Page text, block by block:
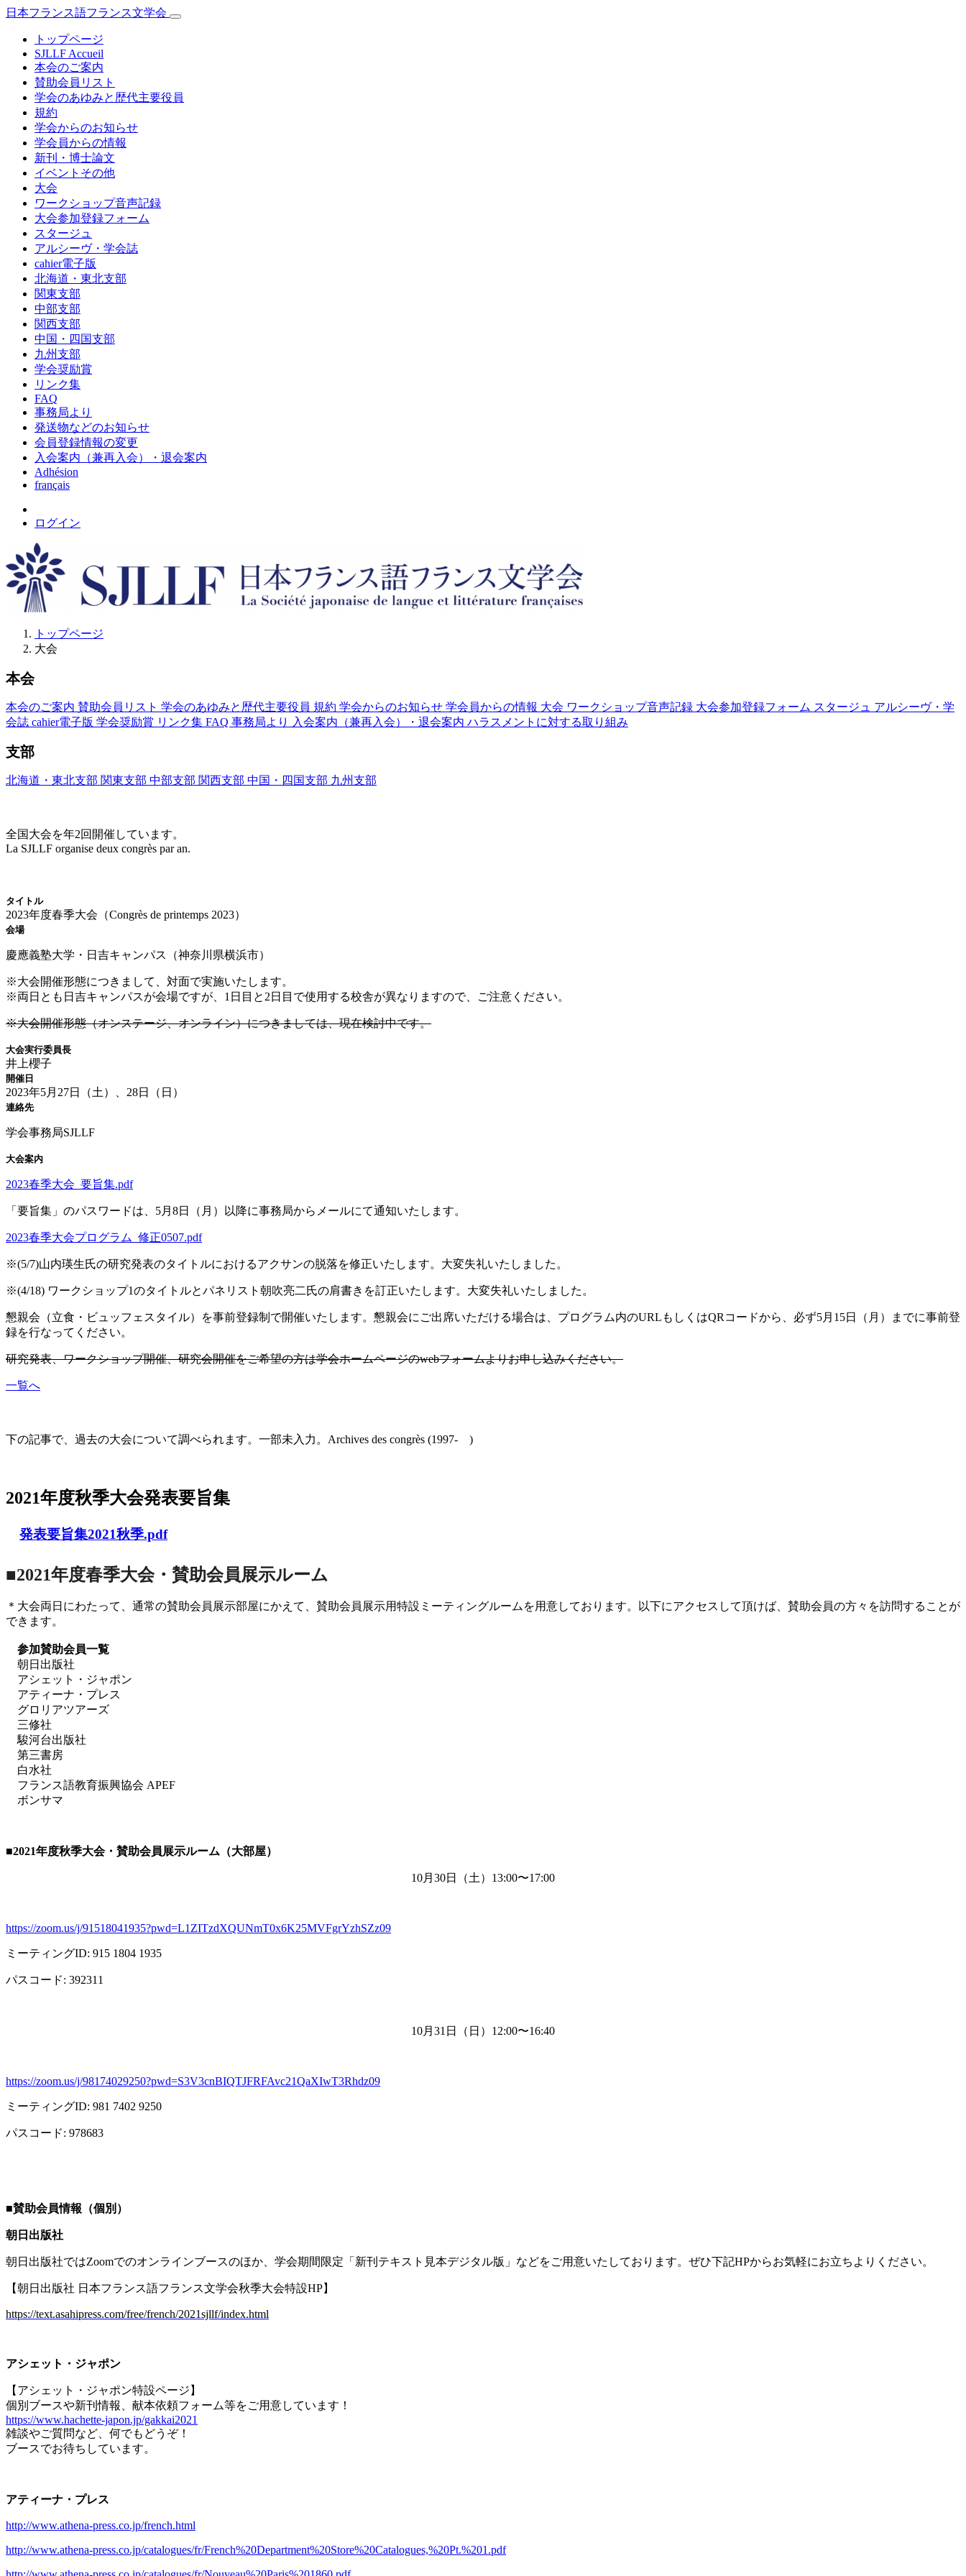
日本フランス語フランス文学会
トップページ
SJLLF Accueil
本会のご案内
賛助会員リスト
学会のあゆみと歴代主要役員
規約
学会からのお知らせ
学会員からの情報
新刊・博士論文
イベントその他
大会
ワークショップ音声記録
大会参加登録フォーム
スタージュ
アルシーヴ・学会誌
cahier電子版
北海道・東北支部
関東支部
中部支部
関西支部
中国・四国支部
九州支部
学会奨励賞
リンク集
FAQ
事務局より
発送物などのお知らせ
会員登録情報の変更
入会案内（兼再入会）・退会案内
Adhésion
français
ログイン
トップページ
大会
本会
本会のご案内 賛助会員リスト 学会のあゆみと歴代主要役員 規約 学会からのお知らせ 学会員からの情報 大会 ワークショップ音声記録 大会参加登録フォーム スタージュ アルシーヴ・学
会誌 cahier電子版 学会奨励賞 リンク集 FAQ 事務局より 入会案内（兼再入会）・退会案内 ハラスメントに対する取り組み
支部
北海道・東北支部 関東支部 中部支部 関西支部 中国・四国支部 九州支部
全国大会を年2回開催しています。
La SJLLF organise deux congrès par an.
タイトル
2023年度春季大会（Congrès de printemps 2023）
会場
慶應義塾大学・日吉キャンパス（神奈川県横浜市）
※大会開催形態につきまして、対面で実施いたします。
※両日とも日吉キャンパスが会場ですが、1日目と2日目で使用する校舎が異なりますので、ご注意ください。
※大会開催形態（オンステージ、オンライン）につきましては、現在検討中です。
大会実行委員長
井上櫻子
開催日
2023年5月27日（土）、28日（日）
連絡先
学会事務局SJLLF
大会案内
2023春季大会_要旨集.pdf
「要旨集」のパスワードは、5月8日（月）以降に事務局からメールにて通知いたします。
2023春季大会プログラム_修正0507.pdf
※(5/7)山内瑛生氏の研究発表のタイトルにおけるアクサンの脱落を修正いたします。大変失礼いたしました。
※(4/18) ワークショップ1のタイトルとパネリスト朝吹亮二氏の肩書きを訂正いたします。大変失礼いたしました。
懇親会（立食・ビュッフェスタイル）を事前登録制で開催いたします。懇親会にご出席いただける場合は、プログラム内のURLもしくはQRコードから、必ず5月15日（月）までに事前登
録を行なってください。
研究発表、ワークショップ開催、研究会開催をご希望の方は学会ホームページのwebフォームよりお申し込みください。
一覧へ
下の記事で、過去の大会について調べられます。一部未入力。Archives des congrès (1997- )
2021年度秋季大会発表要旨集
発表要旨集2021秋季.pdf
■2021年度春季大会・賛助会員展示ルーム
＊大会両日にわたって、通常の賛助会員展示部屋にかえて、賛助会員展示用特設ミーティングルームを用意しております。以下にアクセスして頂けば、賛助会員の方々を訪問することが
できます。
参加賛助会員一覧
朝日出版社
アシェット・ジャポン
アティーナ・プレス
グロリアツアーズ
三修社
駿河台出版社
第三書房
白水社
フランス語教育振興協会 APEF
ボンサマ
■2021年度秋季大会・賛助会員展示ルーム（大部屋）
10月 30日（土） 13:00〜17:00
https://zoom.us/j/91518041935?pwd=L1ZITzdXQUNmT0x6K25MVFgrYzhSZz09
ミーティングID: 915 1804 1935
パスコード: 392311
10月 31 日（日） 12:00〜16:40
https://zoom.us/j/98174029250?pwd=S3V3cnBIQTJFRFAvc21QaXIwT3Rhdz09
ミーティングID: 981 7402 9250
パスコード: 978683
■賛助会員情報（個別）
朝日出版社
朝日出版社ではZoomでのオンラインブースのほか、学会期間限定「新刊テキスト見本デジタル版」などをご用意いたしております。ぜひ下記HPからお気軽にお立ちよりください。
【朝日出版社 日本フランス語フランス文学会秋季大会特設HP】
https://text.asahipress.com/free/french/2021sjllf/index.html
アシェット・ジャポン
【アシェット・ジャポン特設ページ】
個別ブースや新刊情報、献本依頼フォーム等をご用意しています！
https://www.hachette-japon.jp/gakkai2021
雑談やご質問など、何でもどうぞ！
ブースでお待ちしています。
アティーナ・プレス
http://www.athena-press.co.jp/french.html
http://www.athena-press.co.jp/catalogues/fr/French%20Department%20Store%20Catalogues,%20Pt.%201.pdf